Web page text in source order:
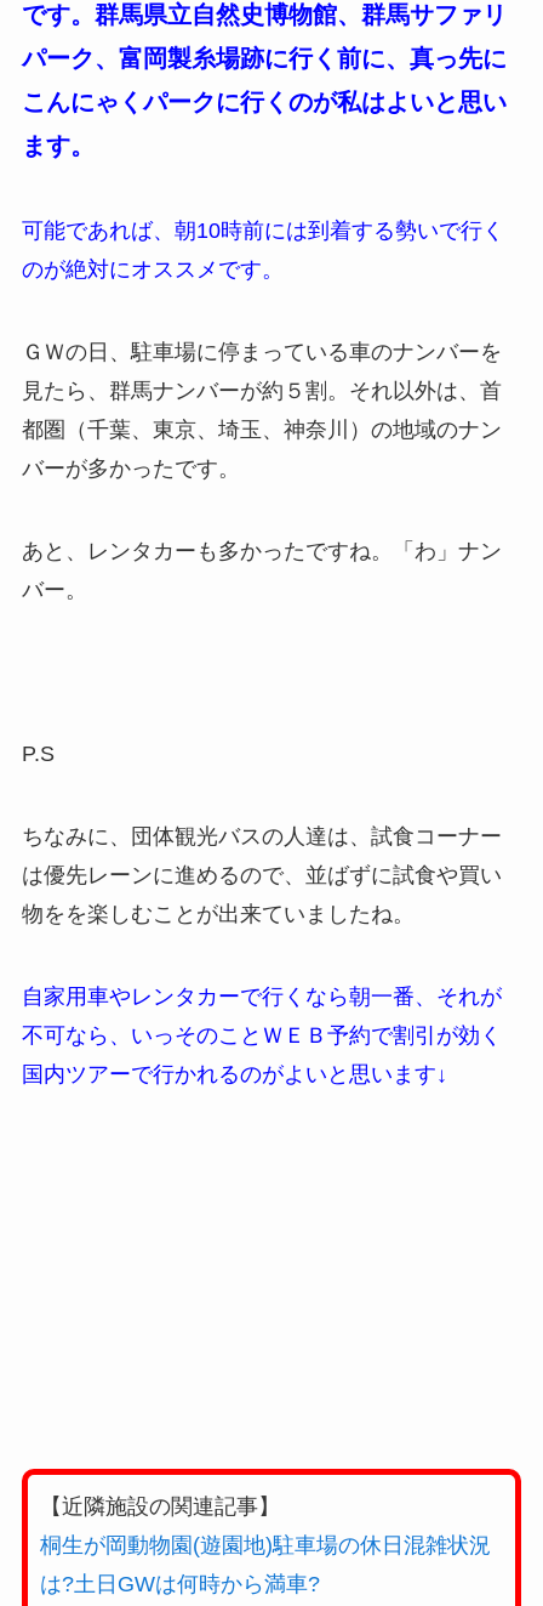
です。群馬県立自然史博物館、群馬サファリ
パーク、富岡製糸場跡に行く前に、真っ先に
こんにゃくパークに行くのが私はよいと思い
ます。
可能であれば、朝10時前には到着する勢いで行く
のが絶対にオススメです。
ＧＷの日、駐車場に停まっている車のナンバーを
見たら、群馬ナンバーが約５割。それ以外は、首
都圏（千葉、東京、埼玉、神奈川）の地域のナン
バーが多かったです。
あと、レンタカーも多かったですね。「わ」ナン
バー。
P.S
ちなみに、団体観光バスの人達は、試食コーナー
は優先レーンに進めるので、並ばずに試食や買い
物をを楽しむことが出来ていましたね。
自家用車やレンタカーで行くなら朝一番、それが
不可なら、いっそのことＷＥＢ予約で割引が効く
国内ツアーで行かれるのがよいと思います↓
【近隣施設の関連記事】
桐生が岡動物園(遊園地)駐車場の休日混雑状況
は?土日GWは何時から満車?